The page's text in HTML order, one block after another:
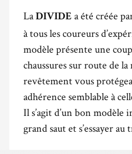
LaDIVIDE a été créée
à tous les coureurs
modèle présente une
chaussures sur route de
revêtement vous
adhérence semblable à
Il s’agit d’un bon
grand saut et s’essayer au